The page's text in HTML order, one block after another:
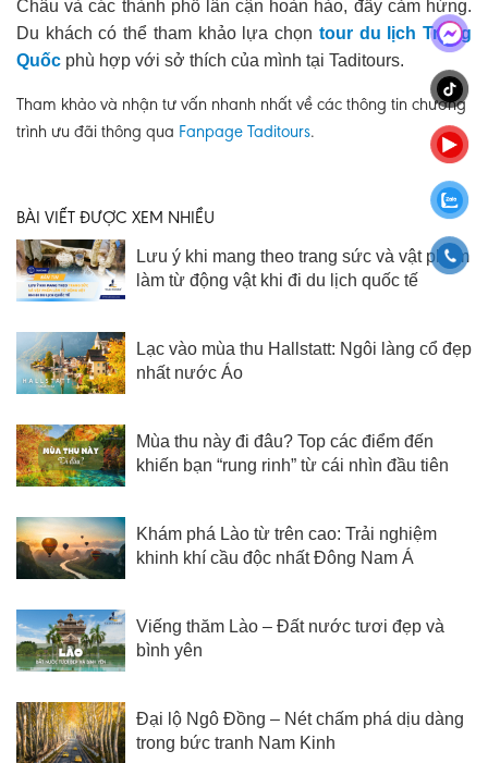
Châu và các thành phố lân cận hoàn hảo, đầy cảm hứng.
Du khách có thể tham khảo lựa chọn tour du lịch Trung
Quốc phù hợp với sở thích của mình tại Taditours.
Tham khảo và nhận tư vấn nhanh nhất về các thông tin chương
trình ưu đãi thông qua Fanpage Taditours.
BÀI VIẾT ĐƯỢC XEM NHIỀU
Lưu ý khi mang theo trang sức và vật phẩm
làm từ động vật khi đi du lịch quốc tế
Lạc vào mùa thu Hallstatt: Ngôi làng cổ đẹp
nhất nước Áo
Mùa thu này đi đâu? Top các điểm đến
khiến bạn “rung rinh” từ cái nhìn đầu tiên
Khám phá Lào từ trên cao: Trải nghiệm
khinh khí cầu độc nhất Đông Nam Á
Viếng thăm Lào – Đất nước tươi đẹp và
bình yên
Đại lộ Ngô Đồng – Nét chấm phá dịu dàng
trong bức tranh Nam Kinh